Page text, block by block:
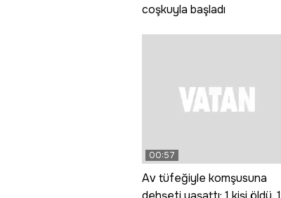
coşkuyla başladı
00:57
Av tüfeğiyle komşusuna